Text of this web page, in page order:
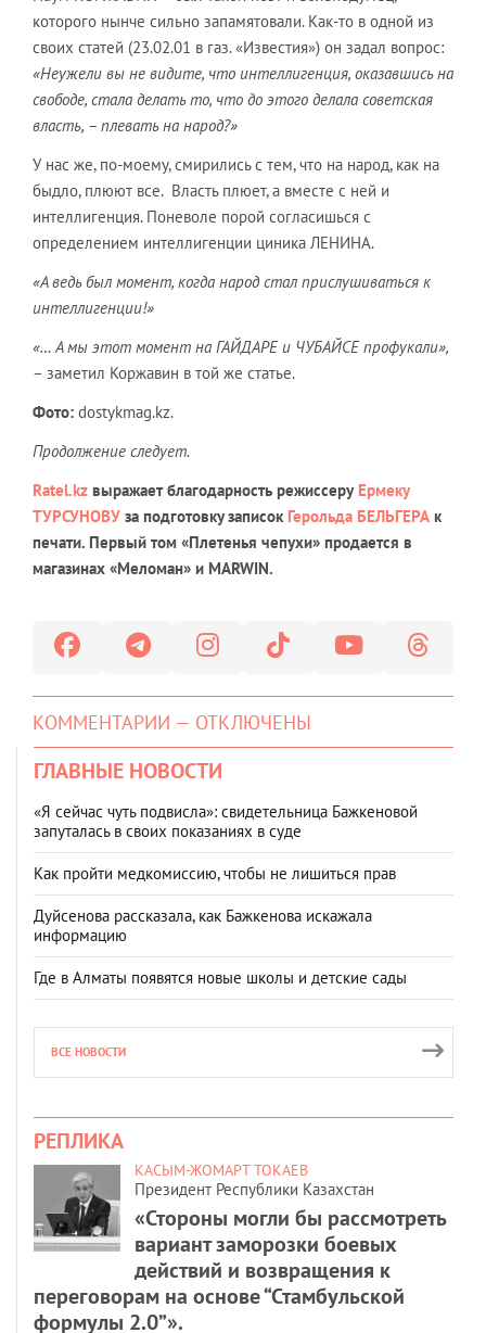
которого нынче сильно запамятовали. Как-то в одной из
своих статей (23.02.01 в газ. «Известия») он задал вопрос:
«Неужели вы не видите, что интеллигенция, оказавшись на
свободе, стала делать то, что до этого делала советская
власть, – плевать на народ?»
У нас же, по-моему, смирились с тем, что на народ, как на
быдло, плюют все. Власть плюет, а вместе с ней и
интеллигенция. Поневоле порой согласишься с
определением интеллигенции циника ЛЕНИНА.
«А ведь был момент, когда народ стал прислушиваться к
интеллигенции!»
«… А мы этот момент на ГАЙДАРЕ и ЧУБАЙСЕ профукали»,
– заметил Коржавин в той же статье.
Фото: dostykmag.kz.
Продолжение следует.
Ratel.kz выражает благодарность режиссеру Ермеку
ТУРСУНОВУ за подготовку записок Герольда БЕЛЬГЕРА к
печати. Первый том «Плетенья чепухи» продается в
магазинах «Меломан» и MARWIN.
КОММЕНТАРИИ — ОТКЛЮЧЕНЫ
ГЛАВНЫЕ НОВОСТИ
«Я сейчас чуть подвисла»: свидетельница Бажкеновой
запуталась в своих показаниях в суде
Как пройти медкомиссию, чтобы не лишиться прав
Дуйсенова рассказала, как Бажкенова искажала
информацию
Где в Алматы появятся новые школы и детские сады
ВСЕ НОВОСТИ
РЕПЛИКА
КАСЫМ-ЖОМАРТ ТОКАЕВ
Президент Республики Казахстан
«Стороны могли бы рассмотреть
вариант заморозки боевых
действий и возвращения к
переговорам на основе “Стамбульской
формулы 2.0”».